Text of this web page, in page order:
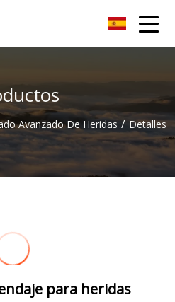
Avanzado De Heridas / Detalles
para heridas